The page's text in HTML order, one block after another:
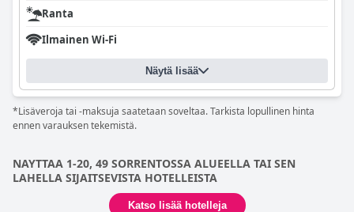
Ranta
Ilmainen Wi-Fi
Näytä lisää
*Lisäveroja tai -maksuja saatetaan soveltaa. Tarkista lopullinen hinta
ennen varauksen tekemistä.
NAYTTAA 1-20, 49 SORRENTOSSA ALUEELLA TAI SEN
LAHELLA SIJAITSEVISTA HOTELLEISTA
Katso lisää hotelleja